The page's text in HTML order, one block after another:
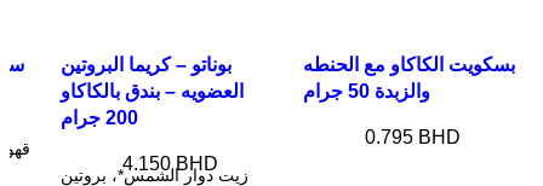
بسكويت الكاكاو مع الحنطه
والزبدة 50 جرام
0.795 BHD
بوناتو – كريما البروتين
العضويه – بندق بالكاكاو
200 جرام
4.150BHD
زيت دوار الشمس*، بروتين